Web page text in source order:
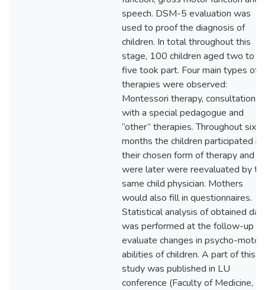
speech. DSM-5 evaluation was
used to proof the diagnosis of
children. In total throughout this
stage, 100 children aged two to
five took part. Four main types of
therapies were observed:
Montessori therapy, consultations
with a special pedagogue and
“other” therapies. Throughout six
months the children participated in
their chosen form of therapy and
were later were reevaluated by
same child physician. Mothers
would also fill in questionnaires.
Statistical analysis of obtained
was performed at the follow-up to
evaluate changes in psycho-motor
abilities of children. A part of this
study was published in LU
conference (Faculty of Medicine,